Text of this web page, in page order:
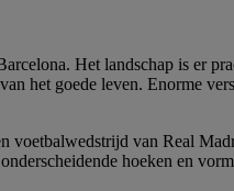
Het landschap is er
het goede leven. Enorme
van Real
hoeken en